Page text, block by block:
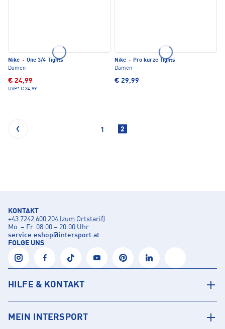
Nike · One 3/4 Tights
Damen
€ 24,99
UVP* € 34,99
Nike · Pro kurze Tights
Damen
€ 29,99
1 2
KONTAKT
+43 7242 600 204 (zum Ortstarif)
Mo. – Fr. 08:00 – 20:00 Uhr
service.eshop@intersport.at
FOLGE UNS
HILFE & KONTAKT
MEIN INTERSPORT